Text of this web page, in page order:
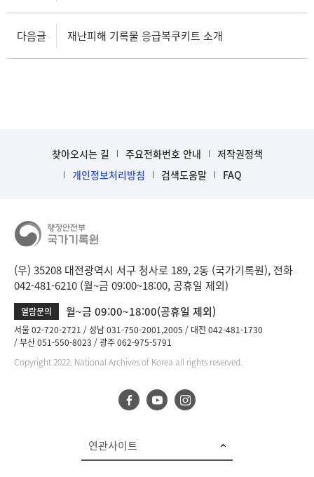
다음글 재난피해 기록물 응급복쿠키트 소개
찾아오시는 길 주요전화번호 안내
저작권정책
개인정보처리방침
검색도움말 FAQ
(우) 35208 대전광역시 서구 청사로 189, 2동 (국가기록원), 전화
042-481-6210 (월~금 09:00~18:00, 공휴일 제외)
열람문의 월~금 09:00~18:00(공휴일 제외)
서울 02-720-2721 성남 031-750-2001,2005
대전 042-481-1730
부산 051-550-8023
광주 062-975-5791
Copyright 2022. National Archives of Korea all rights reserved.
연관사이트